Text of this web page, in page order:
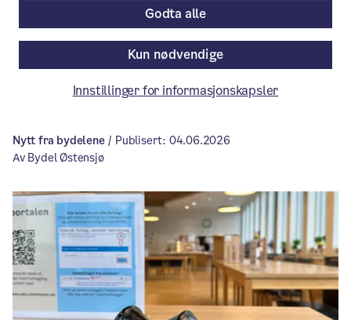
Østensjø. Det er foreslått over 2000
leiligheter på Skullerud og rundt 100
leiligheter ved Oppsal t-bane og på
Eterfabrikken.
Nytt fra bydelene/ Publisert: 04.06.2026
Av Bydel Østensjø
Kun nødvendige
Godta alle
Innstillinger for informasjonskapsler